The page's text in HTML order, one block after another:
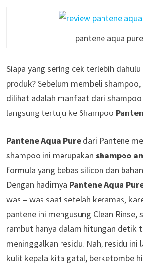
pantene aqua pure
Siapa yang sering cek terlebih
produk? Sebelum membeli
dilihat adalah manfaat dari
langsung tertuju ke Shampoo
Pantene Aqua Puredari Pantene
shampoo ini merupakan shampoo
formula yang bebas silicon dan
Dengan hadirnya Pantene Aqua
was – was saat setelah keramas,
pantene ini mengusung Clean Rinse,
rambut hanya dalam hitungan detik
meninggalkan residu. Nah, residu ini
kulit kepala kita gatal, berketombe